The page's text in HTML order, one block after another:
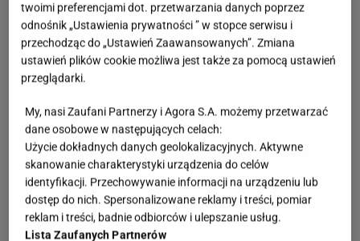
twoimi preferencjami dot. przetwarzania danych poprzez
odnośnik „Ustawienia prywatności ” w stopce serwisu i
przechodząc do „Ustawień Zaawansowanych”. Zmiana
ustawień plików cookie możliwa jest także za pomocą ustawień
przeglądarki.
My, nasi Zaufani Partnerzy i Agora S.A. możemy przetwarzać
dane osobowe w następujących celach:
Użycie dokładnych danych geolokalizacyjnych. Aktywne
skanowanie charakterystyki urządzenia do celów
identyfikacji. Przechowywanie informacji na urządzeniu lub
dostęp do nich. Spersonalizowane reklamy i treści, pomiar
reklam i treści, badnie odbiorców i ulepszanie usług.
Lista Zaufanych Partnerów